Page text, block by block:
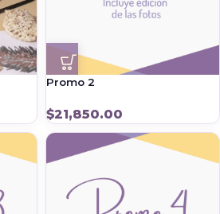
Promo 2
$21,850.00